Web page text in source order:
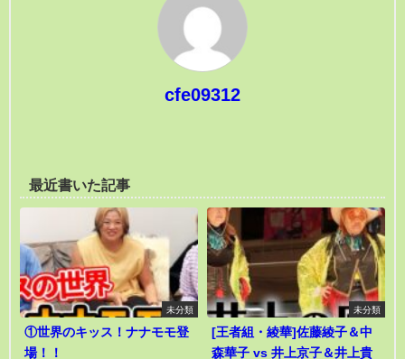
cfe09312
最近書いた記事
未分類
①世界のキッス！ナナモモ登
場！！
未分類
[王者組・綾華]佐藤綾子＆中
森華子 vs 井上京子＆井上貴